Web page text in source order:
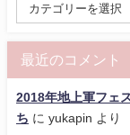
最近のコメント
2018年地上軍フェ
ち に yukapin より